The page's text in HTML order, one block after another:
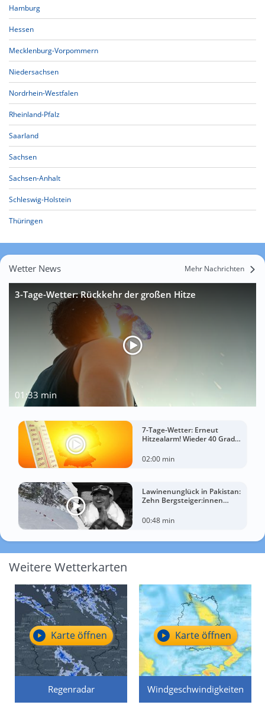
Hamburg
Hessen
Mecklenburg-Vorpommern
Niedersachsen
Nordrhein-Westfalen
Rheinland-Pfalz
Saarland
Sachsen
Sachsen-Anhalt
Schleswig-Holstein
Thüringen
Wetter News Mehr Nachrichten
3-Tage-Wetter: Rückkehr der großen Hitze
01:33 min
7-Tage-Wetter: Erneut
Hitzealarm! Wieder 40 Grad
02:00 min
Lawinenunglück in Pakistan:
Zehn Bergsteiger:innen
00:48 min
Weitere Wetterkarten
Regenradar
Karte öffnen
Windgeschwindigkeiten
Karte öffnen